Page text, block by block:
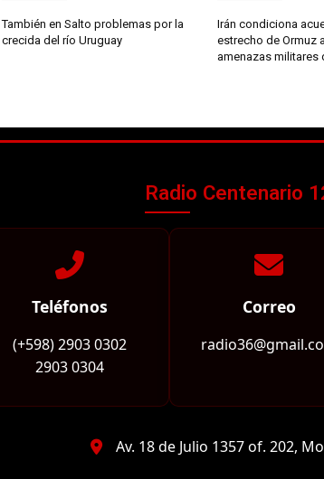
También en Salto problemas por la
crecida del río Uruguay
Irán condiciona
estrecho de Ormuz
amenazas militares
Radio Centenario
Teléfonos
(+598) 2903 0302
2903 0304
Correo
Av. 18 de Julio 1357 of. 202,